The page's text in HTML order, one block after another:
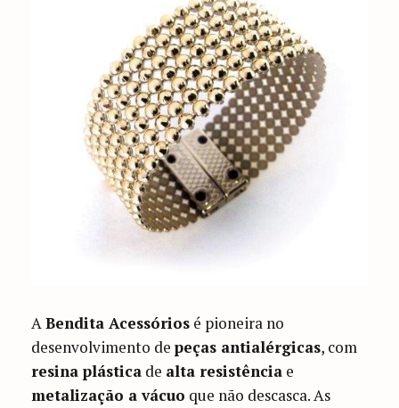
ABendita Acessórios é pioneira no
desenvolvimento depeças antialérgicas, com
resina plástica de alta resistência e
metalização a vácuo que não descasca. As